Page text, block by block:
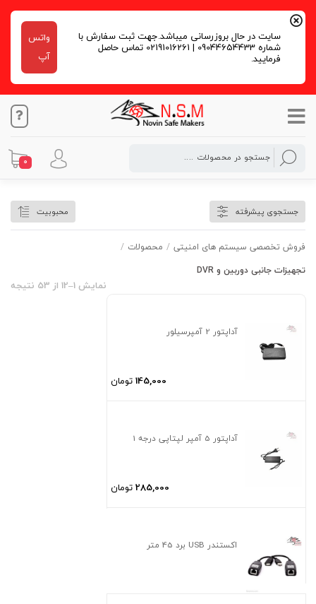
سایت در حال بروزرسانی میباشد.جهت ثبت سفارش با
شماره 09044654433 | 02191016261 تماس حاصل
فرمایید.
واتس
آپ
0
تجهیزات جانبی دوربین و DVR
جستجوی پیشرفته محبوبیت
فروش تخصصی سیستم های امنیتی / محصولات /
تجهیزات جانبی دوربین و DVR
نمایش 1–12 از 53 نتیجه
آداپتور 2 آمپرسیلور
145,000تومان
آداپتور 5 آمپر لپتاپی درجه 1
285,000تومان
اکستندر USB برد 45 متر